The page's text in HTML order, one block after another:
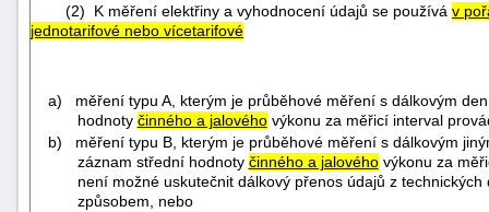
(2) K měření elektřiny a vyhodnocení údajů se používá v
jednotarifové nebo vícetarifové
a) měření typu A, kterým je průběhové měření s dálkovým
hodnoty činného a jalovéhovýkonu za měřicí interval
b) měření typu B, kterým je průběhové měření s dálkovým
záznam střední hodnoty činného a jalovéhovýkonu za
není možné uskutečnit dálkový přenos údajů z
způsobem, nebo